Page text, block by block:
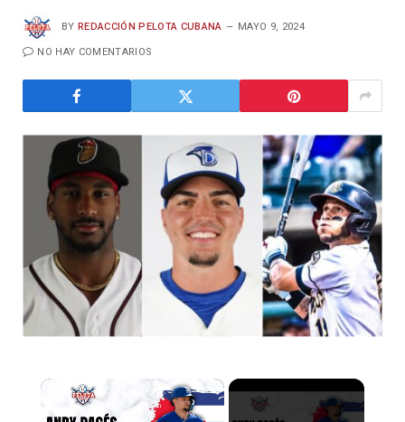
BY REDACCIÓN PELOTA CUBANA MAYO 9, 2024
NO HAY COMENTARIOS
×